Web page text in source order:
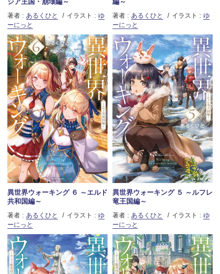
ジア王国・崩壊編～
著者 : あるくひと イラスト : ゆ
ーにっと
編～
著者 : あるくひと イラスト : ゆ
ーにっと
異世界ウォーキング ６ ～エルド
共和国編～
著者 : あるくひと イラスト : ゆ
ーにっと
異世界ウォーキング ５ ～ルフレ
竜王国編～
著者 : あるくひと イラスト : ゆ
ーにっと